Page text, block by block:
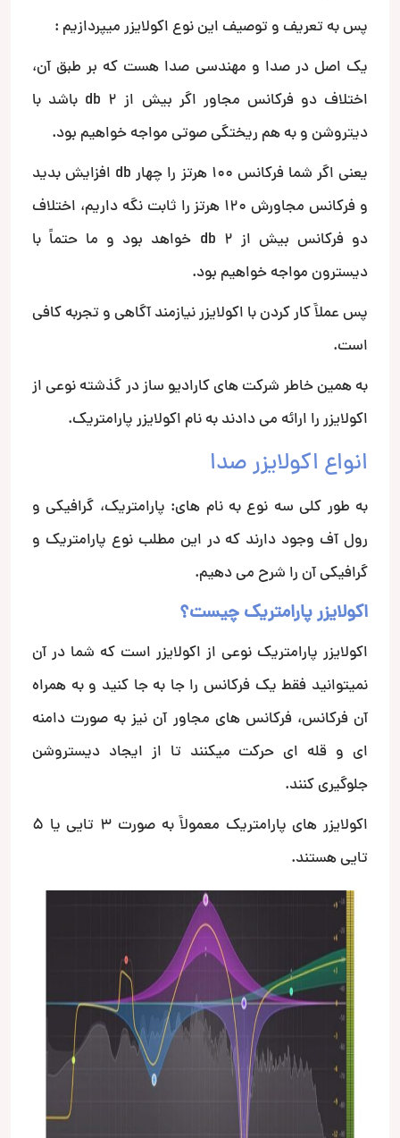
پس به تعریف و توصیف این نوع اکولایزر میپردازیم :
یک اصل در صدا و مهندسی صدا هست که بر طبق آن،
اختلاف دو فرکانس مجاور اگر بیش از 2 db باشد با
دیتروشن و به هم ریختگی صوتی مواجه خواهیم بود.
یعنی اگر شما فرکانس 100 هرتز را چهار db افزایش بدید
و فرکانس مجاورش 120 هرتز را ثابت نگه داریم، اختلاف
دو فرکانس بیش از 2 db خواهد بود و ما حتماََ با
دیسترون مواجه خواهیم بود.
پس عملاََ کار کردن با اکولایزر نیازمند آگاهی و تجربه کافی
است.
به همین خاطر شرکت های کارادیو ساز در گذشته نوعی از
اکولایزر را ارائه می دادند به نام اکولایزر پارامتریک.
انواع اکولایزر صدا
به طور کلی سه نوع به نام های: پارامتریک، گرافیکی و
رول آف وجود دارند که در این مطلب نوع پارامتریک و
گرافیکی آن را شرح می دهیم.
اکولایزر پارامتریک چیست؟
اکولایزر پارامتریک نوعی از اکولایزر است که شما در آن
نمیتوانید فقط یک فرکانس را جا به جا کنید و به همراه
آن فرکانس، فرکانس های مجاور آن نیز به صورت دامنه
ای و قله ای حرکت میکنند تا از ایجاد دیستروشن
جلوگیری کنند.
اکولایزر های پارامتریک معمولاََ به صورت 3 تایی یا 5
تایی هستند.